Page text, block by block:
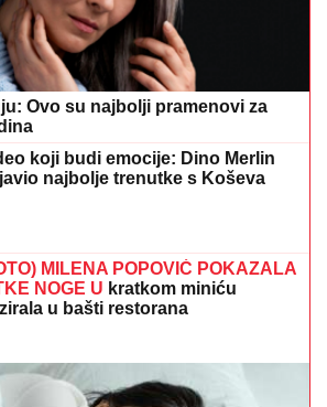
Ovo su najbolji pramenovi za
koji budi emocije: Dino Merlin
najbolje trenutke s Koševa
MILENA POPOVIĆ POKAZALA
NOGE U kratkom miniću
u bašti restorana